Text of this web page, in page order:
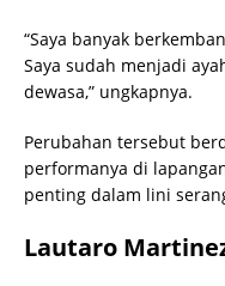
“Saya banyak
Saya sudah menjadi
dewasa,” ungkapnya.
Perubahan tersebut
performanya di
penting dalam lini
Lautaro